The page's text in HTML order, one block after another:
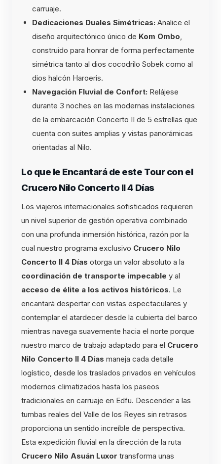
carruaje.
Dedicaciones Duales Simétricas: Analice el
diseño arquitectónico único de Kom Ombo,
construido para honrar de forma perfectamente
simétrica tanto al dios cocodrilo Sobek como al
dios halcón Haroeris.
Navegación Fluvial de Confort: Relájese
durante 3 noches en las modernas instalaciones
de la embarcación Concerto II de 5 estrellas que
cuenta con suites amplias y vistas panorámicas
orientadas al Nilo.
Lo que le Encantará de este Tour con el
Crucero Nilo Concerto II 4 Días
Los viajeros internacionales sofisticados requieren
un nivel superior de gestión operativa combinado
con una profunda inmersión histórica, razón por la
cual nuestro programa exclusivo Crucero Nilo
Concerto II 4 Días otorga un valor absoluto a la
coordinación de transporte impecable y al
acceso de élite a los activos históricos. Le
encantará despertar con vistas espectaculares y
contemplar el atardecer desde la cubierta del barco
mientras navega suavemente hacia el norte porque
nuestro marco de trabajo adaptado para el Crucero
Nilo Concerto II 4 Días maneja cada detalle
logístico, desde los traslados privados en vehículos
modernos climatizados hasta los paseos
tradicionales en carruaje en Edfu. Descender a las
tumbas reales del Valle de los Reyes sin retrasos
proporciona un sentido increíble de perspectiva.
Esta expedición fluvial en la dirección de la ruta
Crucero Nilo Asuán Luxor transforma unas